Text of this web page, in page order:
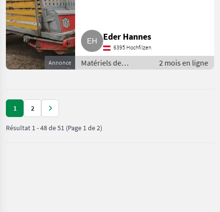
Annonce
Eder Hannes
6395 Hochfilzen
Matériels de
fenaison /
2 mois en ligne
1 2
Résultat 1-48de51 (Page 1 de 2)